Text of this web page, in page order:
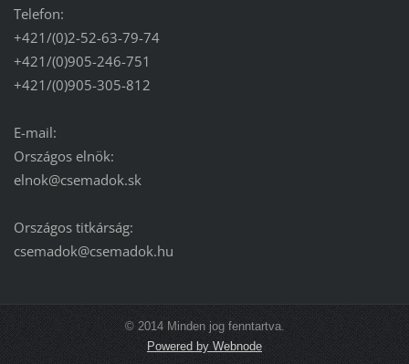
Telefon:
+421/(0)2-52-63-79-74
+421/(0)905-246-751
+421/(0)905-305-812
E-mail:
Országos elnök:
elnok@csemadok.sk
Országos titkárság:
csemadok@csemadok.hu
© 2014 Minden jog fenntartva.
Powered by Webnode